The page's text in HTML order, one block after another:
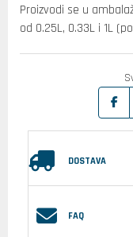
Proizvodi se u
od 0.25L, 0.33L i 1L
DOSTAVA
FAQ